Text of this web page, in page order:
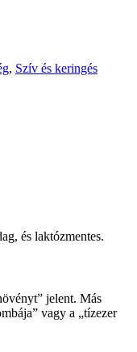
, Szív és keringés
és laktózmentes.
jelent. Más
vagy a „tízezer